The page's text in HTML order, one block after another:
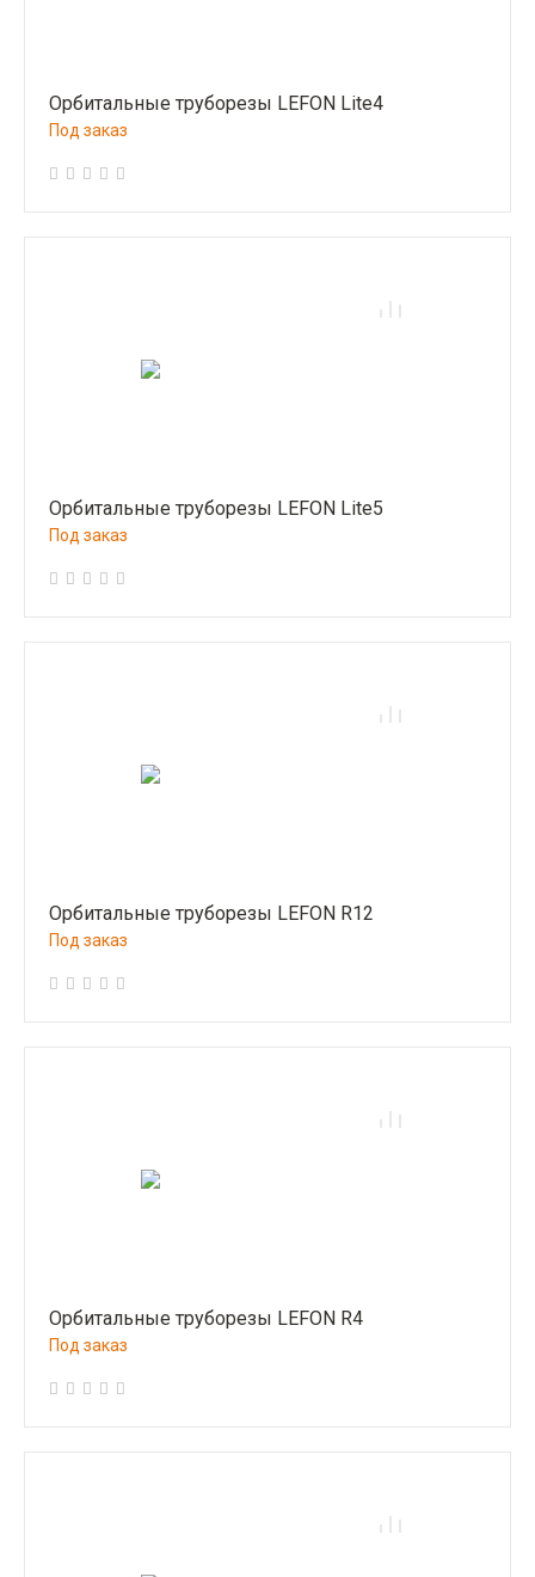
Орбитальные труборезы LEFON Lite4
Под заказ
Орбитальные труборезы LEFON Lite5
Под заказ
Орбитальные труборезы LEFON R12
Под заказ
Орбитальные труборезы LEFON R4
Под заказ